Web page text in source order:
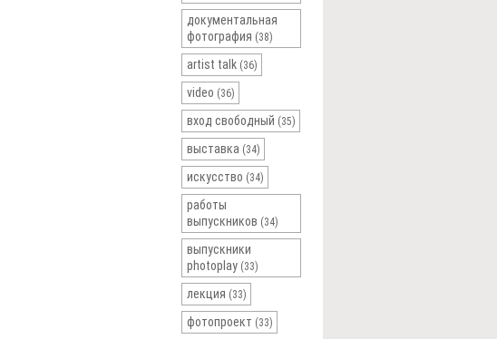
документальная
фотография (38)
artist talk (36)
video (36)
вход свободный (35)
выставка (34)
искусство (34)
работы
выпускников (34)
выпускники
photoplay (33)
лекция (33)
фотопроект (33)